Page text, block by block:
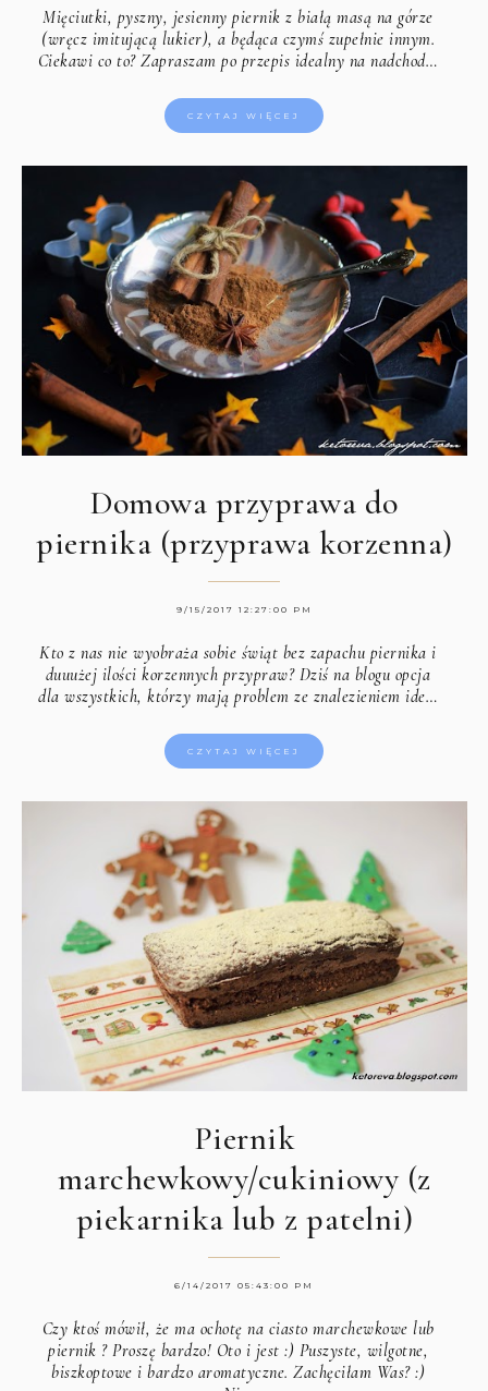
Mięciutki, pyszny, jesienny piernik z białą masą na górze
(wręcz imitującą lukier), a będąca czymś zupełnie innym.
Ciekawi co to? Zapraszam po przepis idealny na nadchod…
CZYTAJ WIĘCEJ
Domowa przyprawa do
piernika (przyprawa korzenna)
9/15/2017 12:27:00 PM
Kto z nas nie wyobraża sobie świąt bez zapachu piernika i
duuużej ilości korzennych przypraw? Dziś na blogu opcja
dla wszystkich, którzy mają problem ze znalezieniem ide…
CZYTAJ WIĘCEJ
Piernik
marchewkowy/cukiniowy (z
piekarnika lub z patelni)
6/14/2017 05:43:00 PM
Czy ktoś mówił, że ma ochotę na ciasto marchewkowe lub
piernik ? Proszę bardzo! Oto i jest :) Puszyste, wilgotne,
biszkoptowe i bardzo aromatyczne. Zachęciłam Was? :)